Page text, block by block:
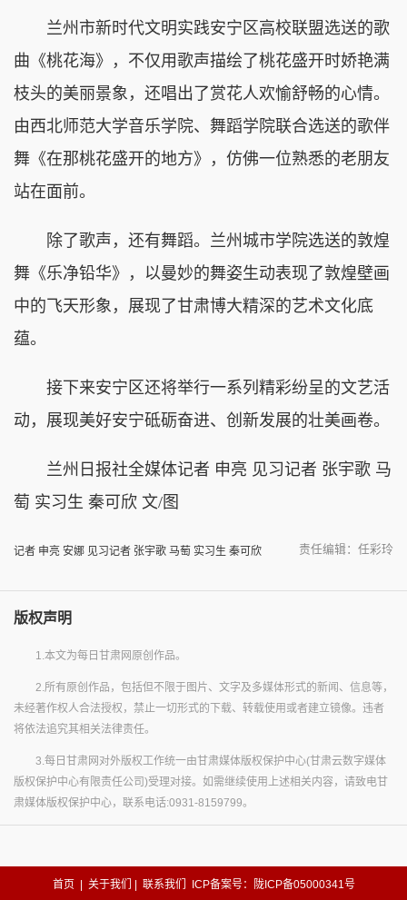
兰州市新时代文明实践安宁区高校联盟选送的歌
曲《桃花海》，不仅用歌声描绘了桃花盛开时娇艳满
枝头的美丽景象，还唱出了赏花人欢愉舒畅的心情。
由西北师范大学音乐学院、舞蹈学院联合选送的歌伴
舞《在那桃花盛开的地方》，仿佛一位熟悉的老朋友
站在面前。
除了歌声，还有舞蹈。兰州城市学院选送的敦煌
舞《乐净铅华》，以曼妙的舞姿生动表现了敦煌壁画
中的飞天形象，展现了甘肃博大精深的艺术文化底
蕴。
接下来安宁区还将举行一系列精彩纷呈的文艺活
动，展现美好安宁砥砺奋进、创新发展的壮美画卷。
兰州日报社全媒体记者 申亮 见习记者 张宇歌 马
萄 实习生 秦可欣 文/图
记者 申亮 安娜 见习记者 张宇歌 马萄 实习生 秦可欣 责任编辑：任彩玲
版权声明
1.本文为每日甘肃网原创作品。
2.所有原创作品，包括但不限于图片、文字及多媒体形式的新闻、信息等，
未经著作权人合法授权，禁止一切形式的下载、转载使用或者建立镜像。违者
将依法追究其相关法律责任。
3.每日甘肃网对外版权工作统一由甘肃媒体版权保护中心(甘肃云数字媒体
版权保护中心有限责任公司)受理对接。如需继续使用上述相关内容，请致电甘
肃媒体版权保护中心，联系电话:0931-8159799。
首页 关于我们 联系我们 ICP备案号：陇ICP备05000341号